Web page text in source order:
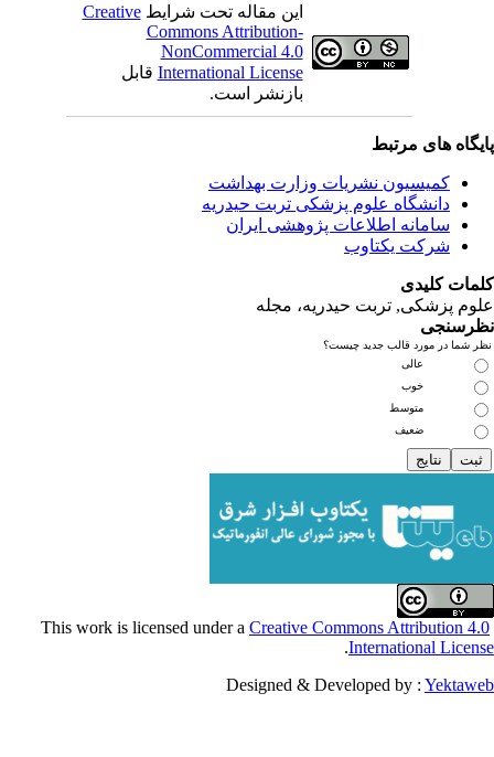
این مقاله تحت شرایطCreative
Commons Attribution-
NonCommercial 4.0
International Licenseقابل
بازنشر است.
مرتبط
نشریات وزارت بهداشت
علوم پزشکی تربت حیدریه
اطلاعات پژوهشی ایران
یکتاوب
تربت حیدریه، مجله
قالب جدید چیست؟
عالی
خوب
متوسط
ضعیف
Creative Commons
.
Designed & Developed by :